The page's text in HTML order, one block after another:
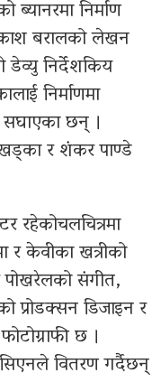
ब्यानरमा निर्माण
बरालको लेखन
डेव्यु निर्देशकिय
निर्माणमा
सघाएका छन् ।
खड्का र शंकर पाण्डे
रहेकोचलचित्रमा
र केवीका खत्रीको
संगीत,
प्रोडक्सन डिजाइन र
छ ।
वितरण गर्दैछन्